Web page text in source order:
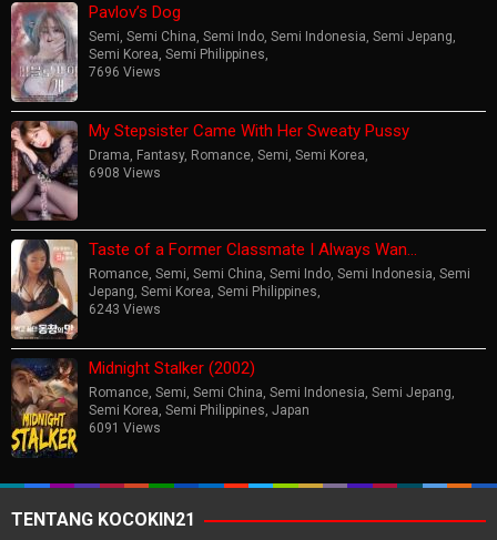
Pavlov’s Dog
Semi, Semi China, Semi Indo, Semi Indonesia, Semi Jepang,
Semi Korea, Semi Philippines,
7696 Views
My Stepsister Came With Her Sweaty Pussy
Drama, Fantasy, Romance, Semi, Semi Korea,
6908 Views
Taste of a Former Classmate I Always Wan…
Romance, Semi, Semi China, Semi Indo, Semi Indonesia, Semi
Jepang, Semi Korea, Semi Philippines,
6243 Views
Midnight Stalker (2002)
Romance, Semi, Semi China, Semi Indonesia, Semi Jepang,
Semi Korea, Semi Philippines, Japan
6091 Views
TENTANG KOCOKIN21